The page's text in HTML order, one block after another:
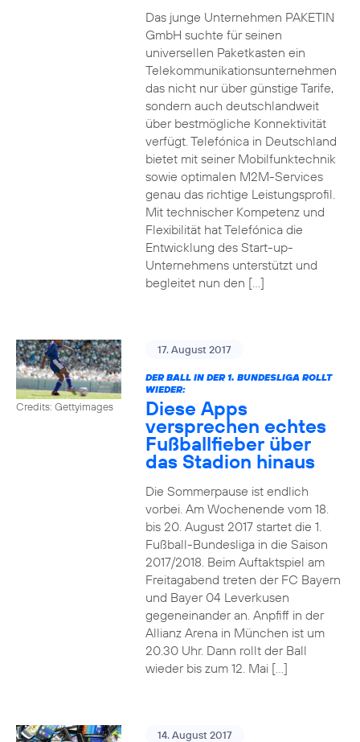
Das junge Unternehmen PAKETIN
GmbH suchte für seinen
universellen Paketkasten ein
Telekommunikationsunternehmen
das nicht nur über günstige Tarife,
sondern auch deutschlandweit
über bestmögliche Konnektivität
verfügt. Telefónica in Deutschland
bietet mit seiner Mobilfunktechnik
sowie optimalen M2M-Services
genau das richtige Leistungsprofil.
Mit technischer Kompetenz und
Flexibilität hat Telefónica die
Entwicklung des Start-up-
Unternehmens unterstützt und
begleitet nun den […]
Credits: Gettyimages
17. August 2017
DER BALL IN DER 1. BUNDESLIGA ROLLT
WIEDER:
Diese Apps
versprechen echtes
Fußballfieber über
das Stadion hinaus
Die Sommerpause ist endlich
vorbei. Am Wochenende vom 18.
bis 20. August 2017 startet die 1.
Fußball-Bundesliga in die Saison
2017/2018. Beim Auftaktspiel am
Freitagabend treten der FC Bayern
und Bayer 04 Leverkusen
gegeneinander an. Anpfiff in der
Allianz Arena in München ist um
20.30 Uhr. Dann rollt der Ball
wieder bis zum 12. Mai […]
14. August 2017